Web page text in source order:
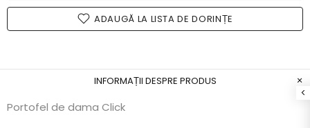
ADAUGĂ LA LISTA DE DORINȚE
INFORMAȚII DESPRE PRODUS
Portofel de dama Click